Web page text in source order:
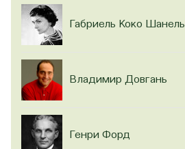
Габриель Коко Шанель
Владимир Довгань
Генри Форд